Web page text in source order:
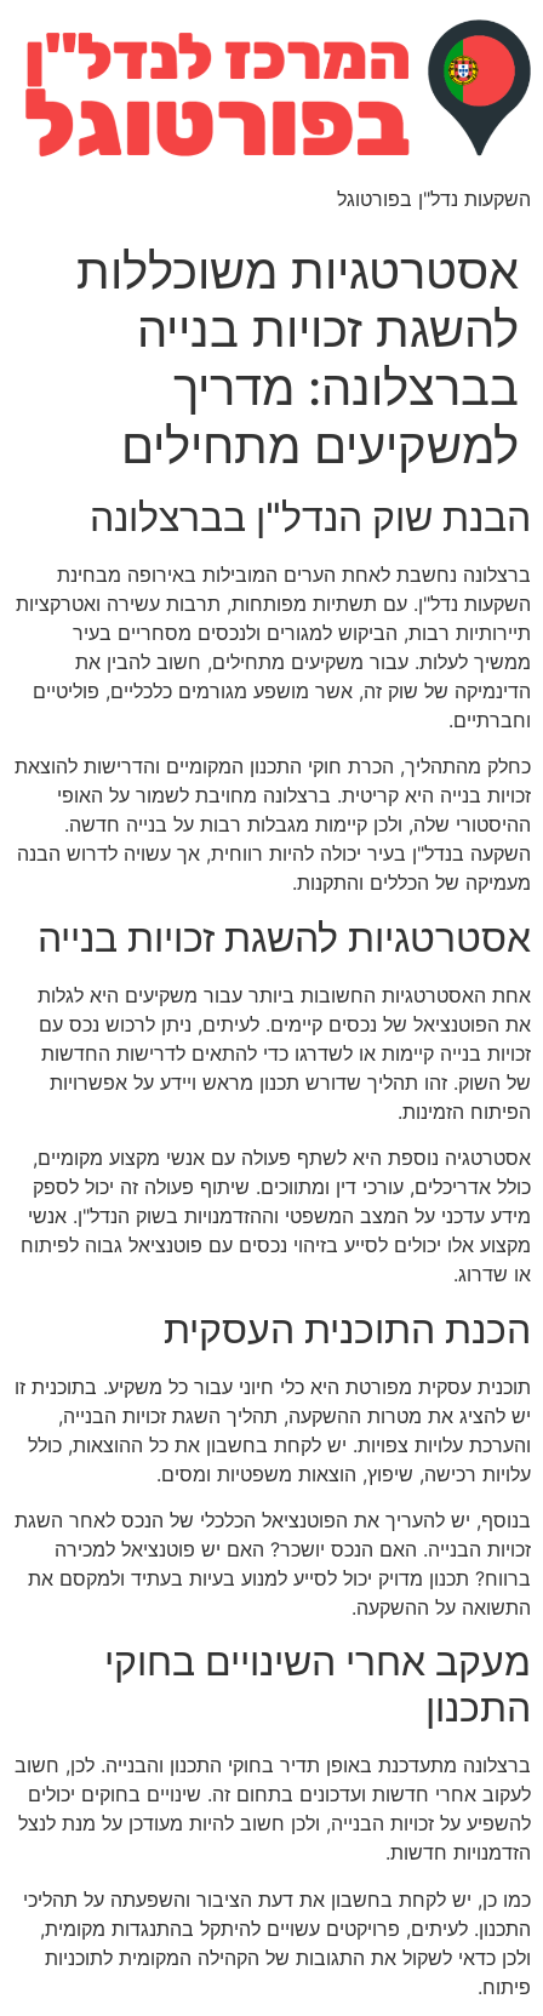
השקעות נדל"ן בפורטוגל
אסטרטגיות משוכללות
להשגת זכויות בנייה
בברצלונה: מדריך
למשקיעים מתחילים
הבנת שוק הנדל"ן בברצלונה
ברצלונה נחשבת לאחת הערים המובילות באירופה מבחינת
השקעות נדל"ן. עם תשתיות מפותחות, תרבות עשירה ואטרקציות
תיירותיות רבות, הביקוש למגורים ולנכסים מסחריים בעיר
ממשיך לעלות. עבור משקיעים מתחילים, חשוב להבין את
הדינמיקה של שוק זה, אשר מושפע מגורמים כלכליים, פוליטיים
וחברתיים.
כחלק מהתהליך, הכרת חוקי התכנון המקומיים והדרישות להוצאת
זכויות בנייה היא קריטית. ברצלונה מחויבת לשמור על האופי
ההיסטורי שלה, ולכן קיימות מגבלות רבות על בנייה חדשה.
השקעה בנדל"ן בעיר יכולה להיות רווחית, אך עשויה לדרוש הבנה
מעמיקה של הכללים והתקנות.
אסטרטגיות להשגת זכויות בנייה
אחת האסטרטגיות החשובות ביותר עבור משקיעים היא לגלות
את הפוטנציאל של נכסים קיימים. לעיתים, ניתן לרכוש נכס עם
זכויות בנייה קיימות או לשדרגו כדי להתאים לדרישות החדשות
של השוק. זהו תהליך שדורש תכנון מראש ויידע על אפשרויות
הפיתוח הזמינות.
אסטרטגיה נוספת היא לשתף פעולה עם אנשי מקצוע מקומיים,
כולל אדריכלים, עורכי דין ומתווכים. שיתוף פעולה זה יכול לספק
מידע עדכני על המצב המשפטי וההזדמנויות בשוק הנדל"ן. אנשי
מקצוע אלו יכולים לסייע בזיהוי נכסים עם פוטנציאל גבוה לפיתוח
או שדרוג.
הכנת התוכנית העסקית
תוכנית עסקית מפורטת היא כלי חיוני עבור כל משקיע. בתוכנית זו
יש להציג את מטרות ההשקעה, תהליך השגת זכויות הבנייה,
והערכת עלויות צפויות. יש לקחת בחשבון את כל ההוצאות, כולל
עלויות רכישה, שיפוץ, הוצאות משפטיות ומסים.
בנוסף, יש להעריך את הפוטנציאל הכלכלי של הנכס לאחר השגת
זכויות הבנייה. האם הנכס יושכר? האם יש פוטנציאל למכירה
ברווח? תכנון מדויק יכול לסייע למנוע בעיות בעתיד ולמקסם את
התשואה על ההשקעה.
מעקב אחרי השינויים בחוקי
התכנון
ברצלונה מתעדכנת באופן תדיר בחוקי התכנון והבנייה. לכן, חשוב
לעקוב אחרי חדשות ועדכונים בתחום זה. שינויים בחוקים יכולים
להשפיע על זכויות הבנייה, ולכן חשוב להיות מעודכן על מנת לנצל
הזדמנויות חדשות.
כמו כן, יש לקחת בחשבון את דעת הציבור והשפעתה על תהליכי
התכנון. לעיתים, פרויקטים עשויים להיתקל בהתנגדות מקומית,
ולכן כדאי לשקול את התגובות של הקהילה המקומית לתוכניות
פיתוח.